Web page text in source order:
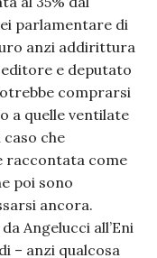
parlamentare di
anzi addirittura
e deputato
comprarsi
a quelle ventilate
che
raccontata come
poi sono
ancora.
Angelucci all’Eni
– anzi qualcosa